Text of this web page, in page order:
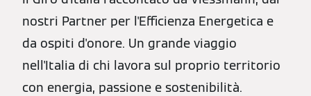
nostri Partner per l'Efficienza Energetica e
da ospiti d'onore. Un grande viaggio
nell'Italia di chi lavora sul proprio territorio
con energia, passione e sostenibilità.